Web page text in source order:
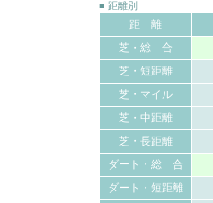
■ 距離別
距 離
芝・総 合
芝・短距離
芝・マイル
芝・中距離
芝・長距離
ダート・総 合
ダート・短距離